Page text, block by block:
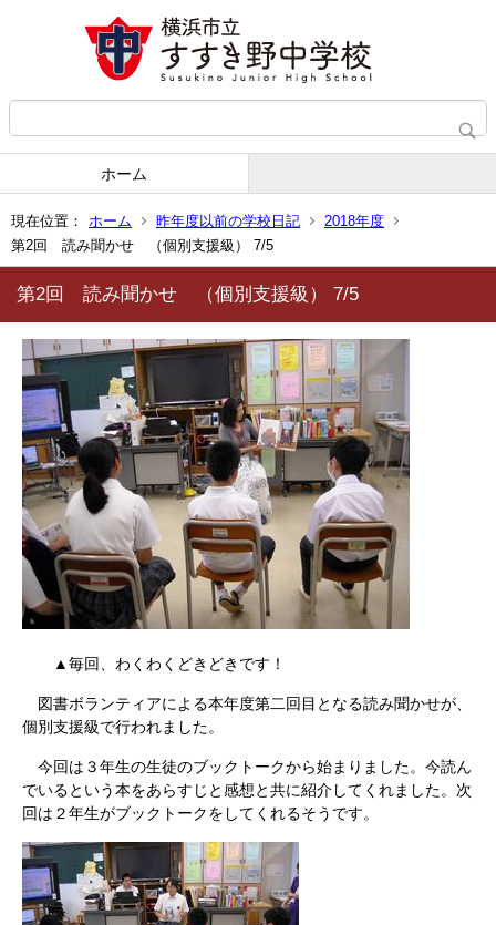
ホーム
現在位置： ホーム 昨年度以前の学校日記
2018年度
第2回 読み聞かせ （個別支援級） 7/5
第2回 読み聞かせ （個別支援級） 7/5
▲毎回、わくわくどきどきです！
図書ボランティアによる本年度第二回目となる読み聞かせが、
個別支援級で行われました。
今回は３年生の生徒のブックトークから始まりました。今読ん
でいるという本をあらすじと感想と共に紹介してくれました。次
回は２年生がブックトークをしてくれるそうです。